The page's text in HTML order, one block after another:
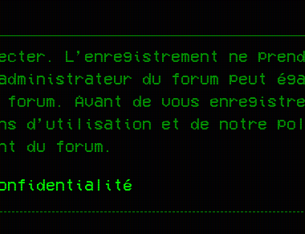
L’enregistrement ne
du forum peut
forum. Avant de vous
d’utilisation et de notre
du forum.